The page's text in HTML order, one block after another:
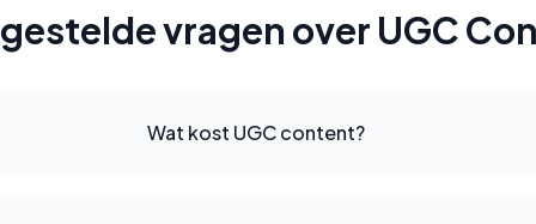
vragen over UGC
Wat kost UGC content?